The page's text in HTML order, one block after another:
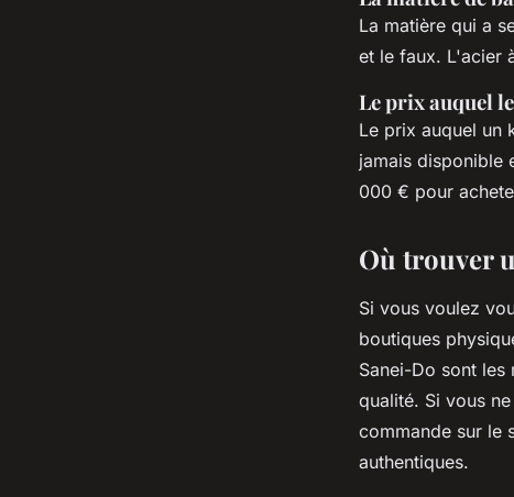
La matière qui a
et le faux. L'acier
Le prix auquel
Le prix auquel un
jamais disponible
000 € pour
Où trouver
Si vous voulez
boutiques
Sanei-Do sont
qualité. Si vous
commande sur le
authentiques.